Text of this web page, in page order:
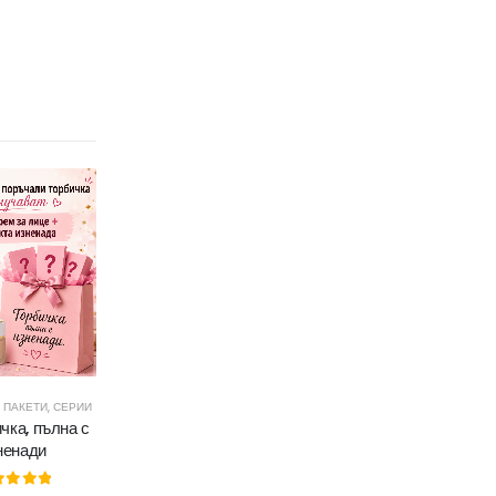
ПАКЕТИ, СЕРИИ
пълна с